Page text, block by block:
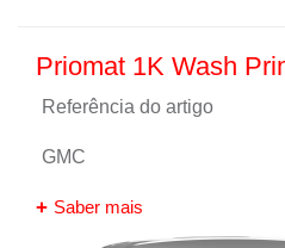
Priomat 1K Wash
Referência do artigo
GMC
Saber mais